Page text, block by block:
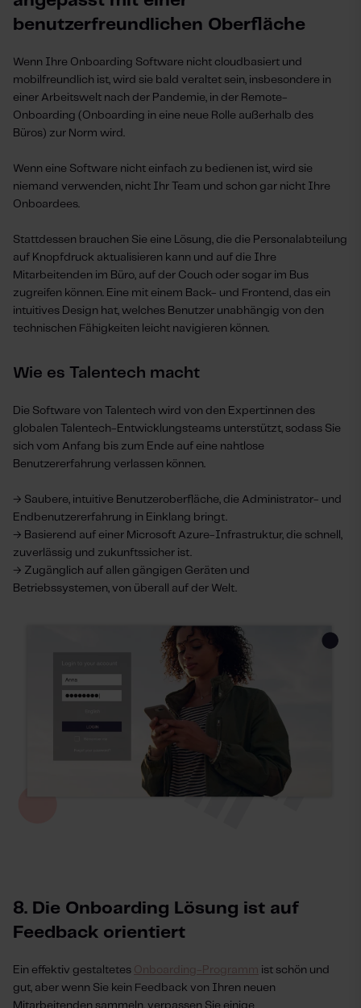
benutzerfreundlichen Oberfläche
Wenn Ihre Onboarding Software nicht cloudbasiert und
mobilfreundlich ist, wird sie bald veraltet sein, insbesondere in
einer Arbeitswelt nach der Pandemie, in der Remote-
Onboarding (Onboarding in eine neue Rolle außerhalb des
Büros) zur Norm wird.
Wenn eine Software nicht einfach zu bedienen ist, wird sie
niemand verwenden, nicht Ihr Team und schon gar nicht Ihre
Onboardees.
Stattdessen brauchen Sie eine Lösung, die die Personalabteilung
auf Knopfdruck aktualisieren kann und auf die Ihre
Mitarbeitenden im Büro, auf der Couch oder sogar im Bus
zugreifen können. Eine mit einem Back- und Frontend, das ein
intuitives Design hat, welches Benutzer unabhängig von den
technischen Fähigkeiten leicht navigieren können.
Wie es Talentech macht
Die Software von Talentech wird von den Expert:innen des
globalen Talentech-Entwicklungsteams unterstützt, sodass Sie
sich vom Anfang bis zum Ende auf eine nahtlose
Benutzererfahrung verlassen können.
→ Saubere, intuitive Benutzeroberfläche, die Administrator- und
Endbenutzererfahrung in Einklang bringt.
→ Basierend auf einer Microsoft Azure-Infrastruktur, die schnell,
zuverlässig und zukunftssicher ist.
→ Zugänglich auf allen gängigen Geräten und
Betriebssystemen, von überall auf der Welt.
8. Die Onboarding Lösung ist auf
Feedback orientiert
Ein effektiv gestaltetes Onboarding-Programm ist schön und
gut, aber wenn Sie kein Feedback von Ihren neuen
Mitarbeitenden sammeln, verpassen Sie einige